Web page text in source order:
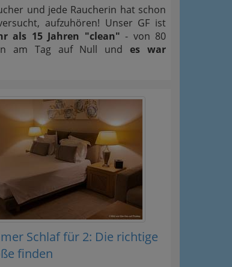
und jede Raucherin hat schon
aufzuhören! Unser GF ist
als 15 Jahren "clean" - von 80
am Tag auf Null undes war
Schlaf für 2: Die richtige
finden